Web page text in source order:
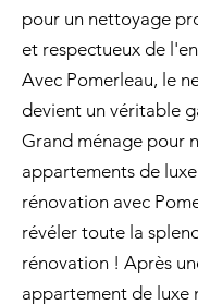
pour un nettoyage
et respectueux de
Avec Pomerleau, le
devient un véritable
Grand ménage pour
appartements de
rénovation avec
révéler toute la
rénovation ! Après
appartement de luxe